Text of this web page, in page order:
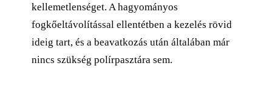
kellemetlenséget. A hagyományos
fogkőeltávolítással ellentétben a kezelés rövid
ideig tart, és a beavatkozás után általában már
nincs szükség polírpasztára sem.